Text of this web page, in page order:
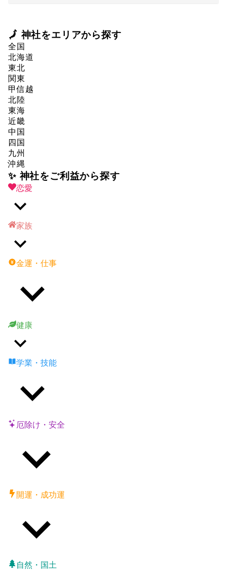
🗾 神社をエリアから探す
全国
北海道
東北
関東
甲信越
北陸
東海
近畿
中国
四国
九州
沖縄
✨ 神社をご利益から探す
恋愛
家族
金運・仕事
健康
学業・技能
厄除け・安全
開運・成功運
自然・国土